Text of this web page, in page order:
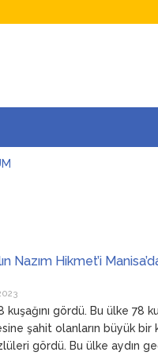
Nazım Hikmet’i
kuşağını gördü. Bu ülke 78
şahit olanların büyük bir
gördü. Bu ülke aydın